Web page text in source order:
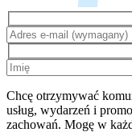
Chcę otrzymywać
usług, wydarzeń i
zachowań. Mogę w